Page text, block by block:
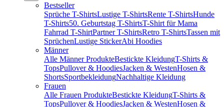
Bestseller
Sprüche T-ShirtsLustige T-ShirtsRente T-ShirtsHunde
T-Shirts50. Geburtstag T-ShirtsT-Shirt für Mama
Fahrrad T-ShirtPartner T-ShirtsRetro T-ShirtsTassen mit
SprüchenLustige StickerAbi Hoodies
Männer
Alle Männer ProdukteBestickte KleidungT-Shirts &
TopsPullover & HoodiesJacken & WestenHosen &
ShortsSportbekleidungNachhaltige Kleidung
Frauen
Alle Frauen ProdukteBestickte KleidungT-Shirts &
TopsPullover & HoodiesJacken & WestenHosen &